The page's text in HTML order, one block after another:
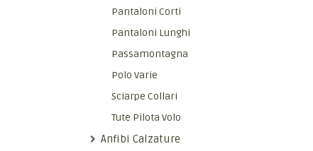
Pantaloni Corti
Pantaloni Lunghi
Passamontagna
Polo Varie
Sciarpe Collari
Tute Pilota Volo
Anfibi Calzature